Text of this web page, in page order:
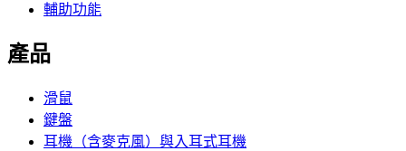
輔助功能
產品
滑鼠
鍵盤
耳機（含麥克風）與入耳式耳機